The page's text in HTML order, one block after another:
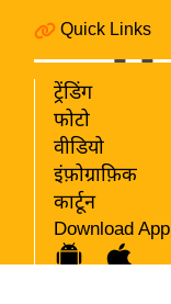
विधानसभा
चुनाव
फोटो
Quick Links
ट्रेंडिंग
फोटो
वीडियो
इंफ़ोग्राफ़िक
कार्टून
Download App